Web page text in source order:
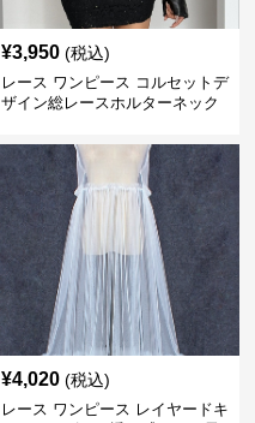
¥3,950 (税込)
レース ワンピース コルセットデ
ザイン総レースホルターネック
¥4,020 (税込)
レース ワンピース レイヤードキ